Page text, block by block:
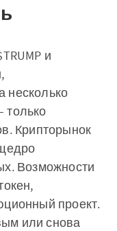
и
несколько
только
Крипторынок
Возможности
проект.
или снова